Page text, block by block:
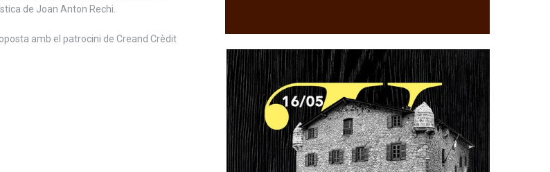
de Joan Anton Rechi.
amb el patrocini de Creand Crèdit